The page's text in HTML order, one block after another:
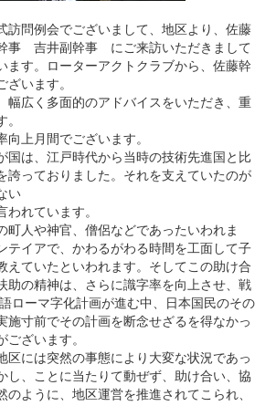
訪問例会でございまして、地区より、佐藤
事 吉井副幹事 にご来訪いただきまして
ます。ローターアクトクラブから、佐藤幹
います。
幅広く多面的のアドバイスをいただき、重
上月間でございます。
国は、江戸時代から当時の技術先進国と比
誇っておりました。それを支えていたのが
い
れています。
町人や神官、僧侶などであったいわれま
テイアで、かわるがわる時間を工面して子
えていたといわれます。そしてこの助け合
助の精神は、さらに識字率を向上させ、戦
ローマ字化計画が進む中、日本国民のその
施寸前でその計画を断念せざるを得なかっ
ざいます。
区には突然の事態により大変な状況であっ
し、ことに当たりて動ぜず、助け合い、協
ように、地区運営を推進されてこられ、